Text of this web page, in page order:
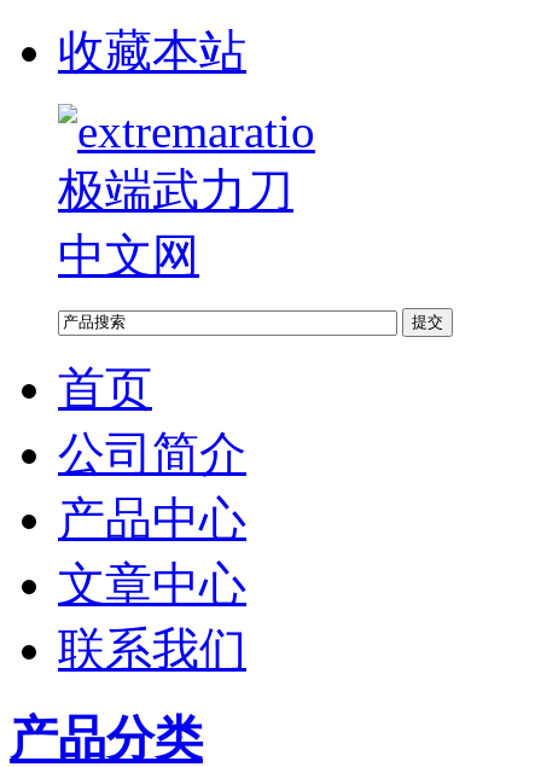
收藏本站
首页
公司简介
产品中心
文章中心
联系我们
产品分类